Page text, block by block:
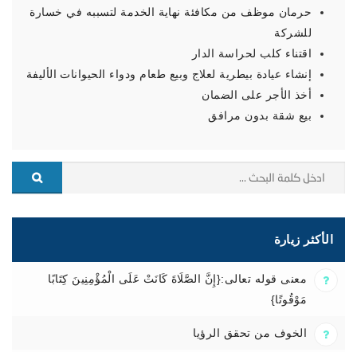
حرمان موظف من مكافئة نهاية الخدمة لتسببه في خسارة
للشركة
اقتناء كلب لحراسة الدار
إنشاء عيادة بيطرية لعلاج وبيع طعام ودواء الحيوانات الأليفة
أخذ الأجر على الضمان
بيع شقة بدون مرافق
الأكثر زيارة
معنى قوله تعالى:{إِنَّ الصَّلَاةَ كَانَتْ عَلَى الْمُؤْمِنِينَ كِتَابًا
مَوْقُوتًا}
الخوف من تحقق الرؤيا